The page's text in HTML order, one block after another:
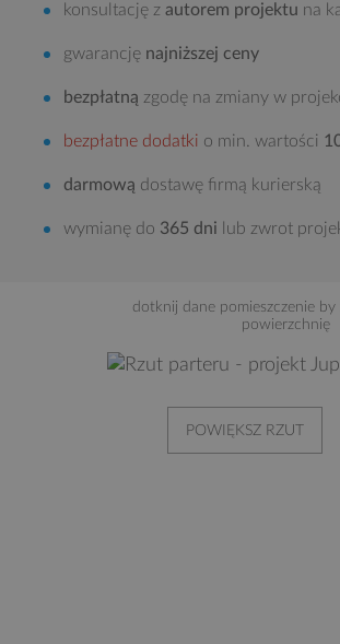
konsultację z autorem projektu na
gwarancję najniższej ceny
bezpłatną zgodę na zmiany w
bezpłatne dodatki o min. wartości
darmową dostawę firmą kurierską
wymianę do 365 dni lub zwrot
dotknij dane pomieszczenie by
powierzchnię
POWIĘKSZ RZUT